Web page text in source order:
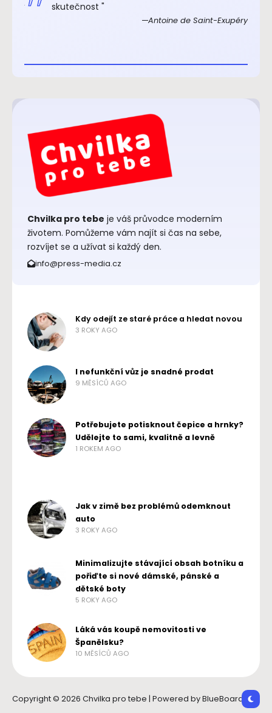
skutečnost "
Antoine de Saint-Exupéry
Chvilka pro tebe je váš průvodce moderním
životem. Pomůžeme vám najít si čas na sebe,
rozvíjet se a užívat si každý den.
info@press-media.cz
Kdy odejít ze staré práce a hledat novou
3 ROKY AGO
I nefunkční vůz je snadné prodat
9 MĚSÍCŮ AGO
Potřebujete potisknout čepice a hrnky?
Udělejte to sami, kvalitně a levně
1 ROKEM AGO
Jak v zimě bez problémů odemknout
auto
3 ROKY AGO
Minimalizujte stávající obsah botníku a
pořiďte si nové dámské, pánské a
dětské boty
5 ROKY AGO
Láká vás koupě nemovitosti ve
Španělsku?
10 MĚSÍCŮ AGO
Copyright © 2026 Chvilka pro tebe | Powered by BlueBoard.